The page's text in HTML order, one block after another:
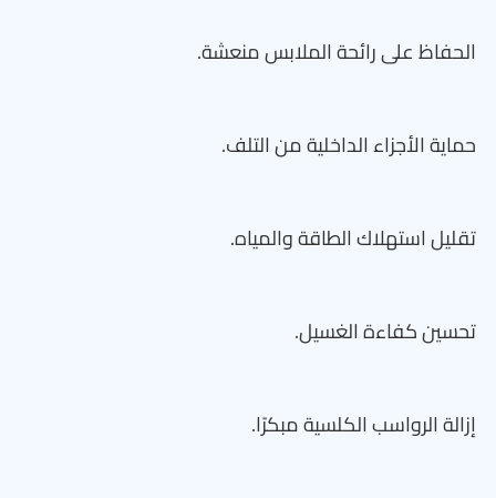
الحفاظ على رائحة الملابس منعشة.
حماية الأجزاء الداخلية من التلف.
تقليل استهلاك الطاقة والمياه.
تحسين كفاءة الغسيل.
إزالة الرواسب الكلسية مبكرًا.